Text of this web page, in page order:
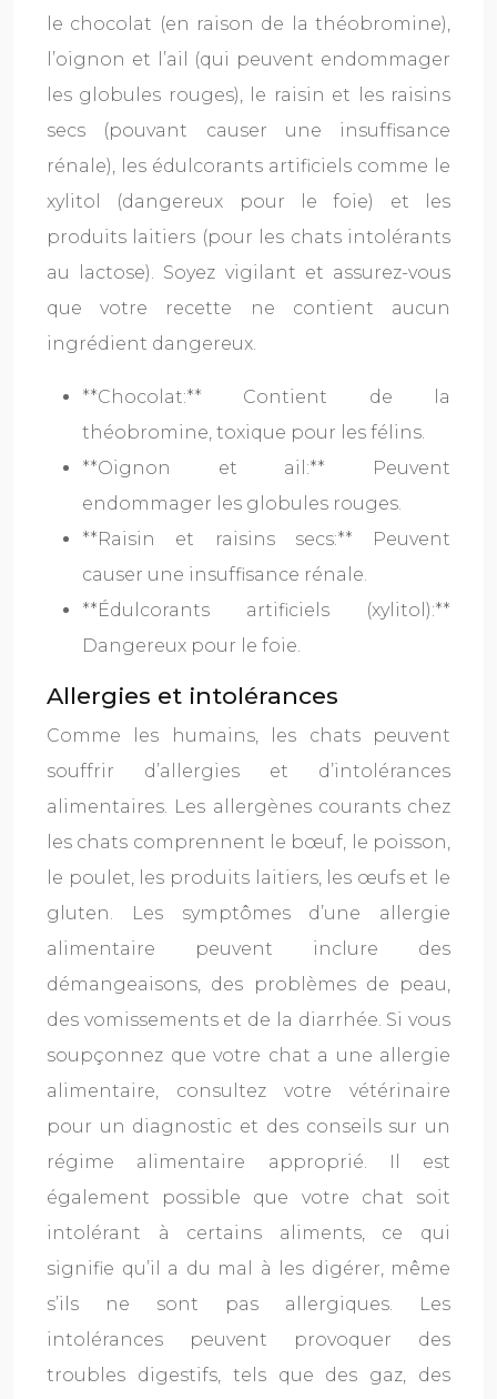
le chocolat (en raison de la théobromine),
l’oignon et l’ail (qui peuvent endommager
les globules rouges), le raisin et les raisins
secs (pouvant causer une insuffisance
rénale), les édulcorants artificiels comme le
xylitol (dangereux pour le foie) et les
produits laitiers (pour les chats intolérants
au lactose). Soyez vigilant et assurez-vous
que votre recette ne contient aucun
ingrédient dangereux.
**Chocolat:** Contient de la
théobromine, toxique pour les félins.
**Oignon et ail:** Peuvent
endommager les globules rouges.
**Raisin et raisins secs:** Peuvent
causer une insuffisance rénale.
**Édulcorants artificiels (xylitol):**
Dangereux pour le foie.
Allergies et intolérances
Comme les humains, les chats peuvent
souffrir d’allergies et d’intolérances
alimentaires. Les allergènes courants chez
les chats comprennent le bœuf, le poisson,
le poulet, les produits laitiers, les œufs et le
gluten. Les symptômes d’une allergie
alimentaire peuvent inclure des
démangeaisons, des problèmes de peau,
des vomissements et de la diarrhée. Si vous
soupçonnez que votre chat a une allergie
alimentaire, consultez votre vétérinaire
pour un diagnostic et des conseils sur un
régime alimentaire approprié. Il est
également possible que votre chat soit
intolérant à certains aliments, ce qui
signifie qu’il a du mal à les digérer, même
s’ils ne sont pas allergiques. Les
intolérances peuvent provoquer des
troubles digestifs, tels que des gaz, des